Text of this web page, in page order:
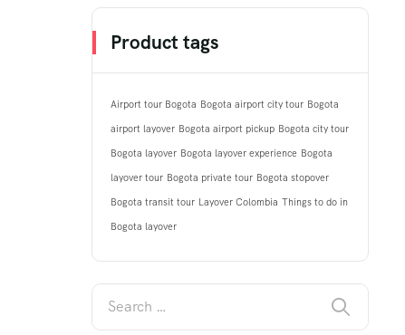
Product tags
Airport tour Bogota Bogota airport city tour Bogota
airport layover Bogota airport pickup Bogota city tour
Bogota layover Bogota layover experience Bogota
layover tour Bogota private tour Bogota stopover
Bogota transit tour Layover Colombia Things to do in
Bogota layover